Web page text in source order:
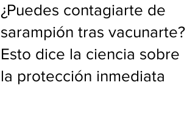
¿Puedes contagiarte de
sarampión tras vacunarte?
Esto dice la ciencia sobre
la protección inmediata